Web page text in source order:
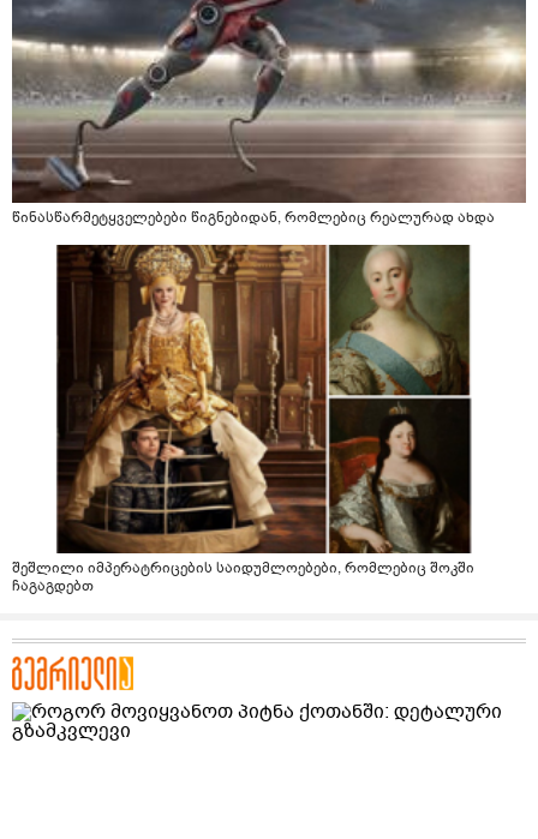
წინასწარმეტყველებები წიგნებიდან, რომლებიც რეალურად ახდა
შეშლილი იმპერატრიცების საიდუმლოებები, რომლებიც შოკში
ჩაგაგდებთ